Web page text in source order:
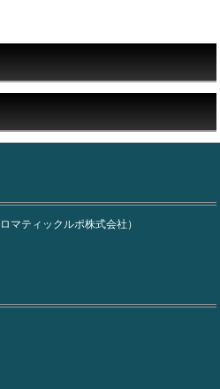
マティックルポ株式会社）